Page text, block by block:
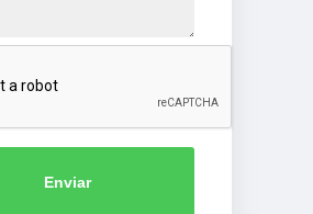
Enviar